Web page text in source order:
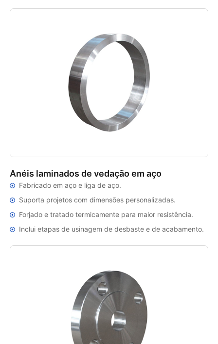
Anéis laminados de vedação em aço
Fabricado em aço e liga de aço.
Suporta projetos com dimensões personalizadas.
Forjado e tratado termicamente para maior resistência.
Inclui etapas de usinagem de desbaste e de acabamento.